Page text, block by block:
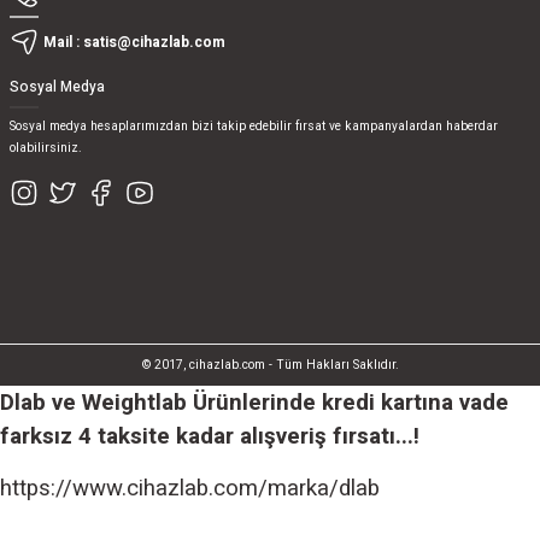
Mail : satis@cihazlab.com
Sosyal Medya
Sosyal medya hesaplarımızdan bizi takip edebilir fırsat ve kampanyalardan haberdar
olabilirsiniz.
© 2017, cihazlab.com - Tüm Hakları Saklıdır.
Dlab ve Weightlab Ürünlerinde kredi kartına vade
farksız 4 taksite kadar alışveriş fırsatı...!
https://www.cihazlab.com/marka/dlab